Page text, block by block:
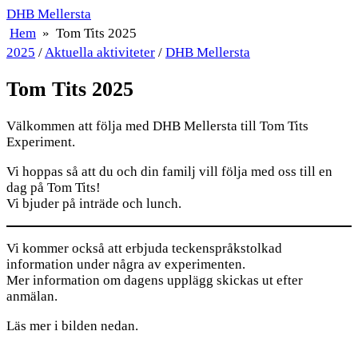
DHB Mellersta
Hem » Tom Tits 2025
2025 /Aktuella aktiviteter / DHB Mellersta
Tom Tits 2025
Välkommen att följa med DHB Mellersta till Tom Tits
Experiment.
Vi hoppas så att du och din familj vill följa med oss till en
dag på Tom Tits!
Vi bjuder på inträde och lunch.
Vi kommer också att erbjuda teckenspråkstolkad
information under några av experimenten.
Mer information om dagens upplägg skickas ut efter
anmälan.
Läs mer i bilden nedan.